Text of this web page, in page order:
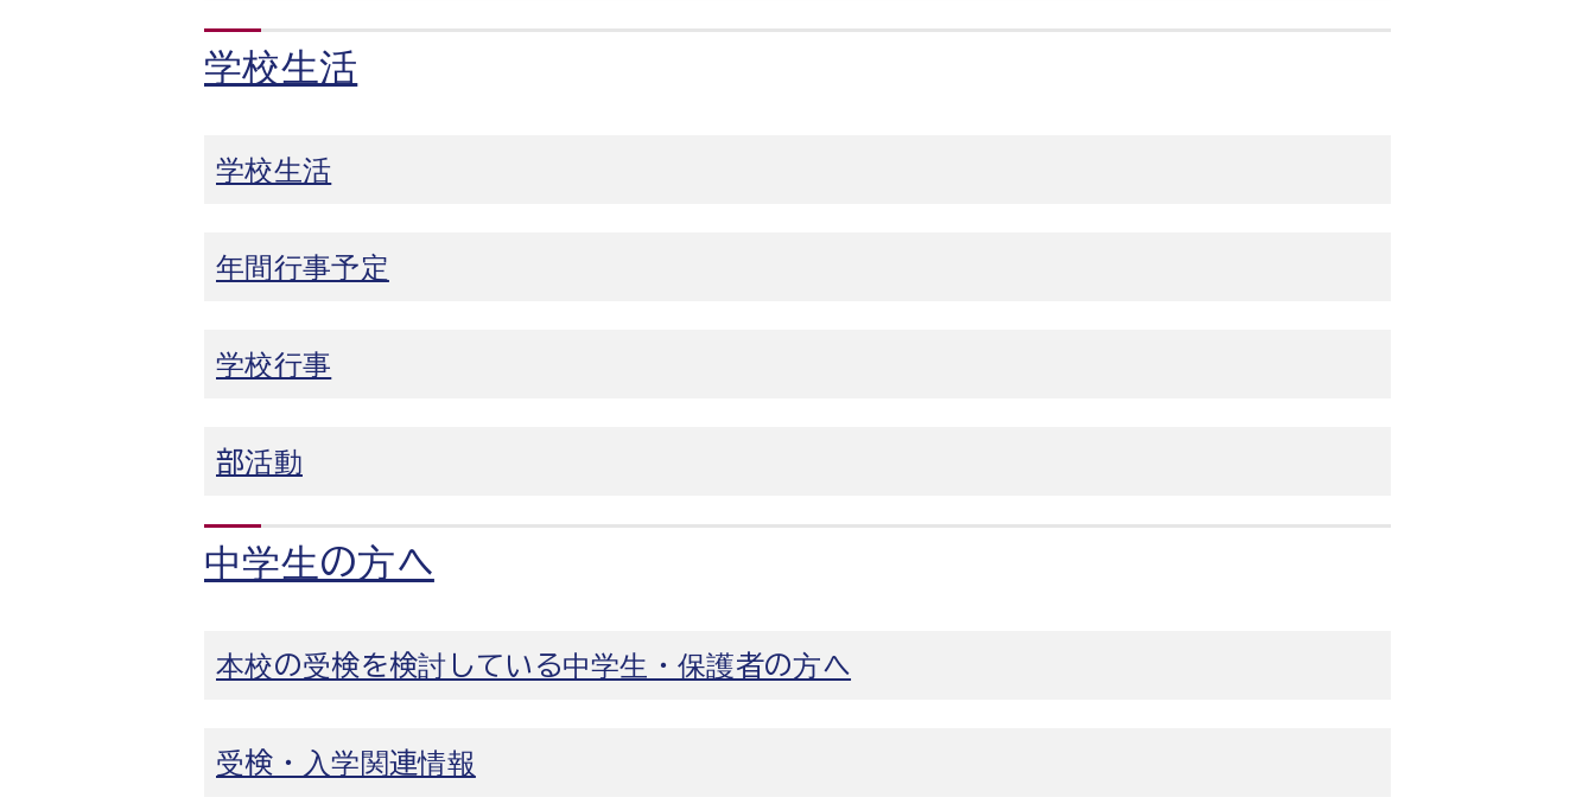
学校生活
学校生活
年間行事予定
学校行事
部活動
中学生の方へ
本校の受検を検討している中学生・保護者の方へ
受検・入学関連情報